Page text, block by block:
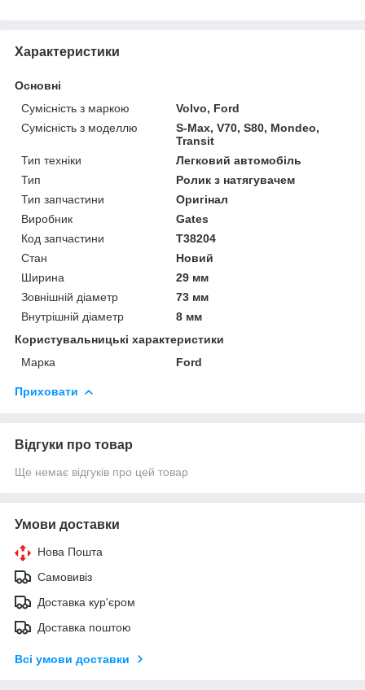
Характеристики
Основні
Сумісність з маркою
Volvo, Ford
Сумісність з моделлю
S-Max, V70, S80, Mondeo,
Transit
Тип техніки
Легковий автомобіль
Тип
Ролик з натягувачем
Тип запчастини
Оригінал
Виробник
Gates
Код запчастини
T38204
Стан
Новий
Ширина
29 мм
Зовнішній діаметр
73 мм
Внутрішній діаметр
8 мм
Користувальницькі характеристики
Марка
Ford
Приховати
Відгуки про товар
Ще немає відгуків про цей товар
Умови доставки
Нова Пошта
Самовивіз
Доставка кур'єром
Доставка поштою
Всі умови доставки